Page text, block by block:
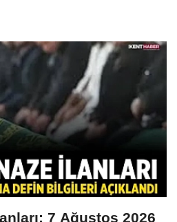
7 Ağustos 2026